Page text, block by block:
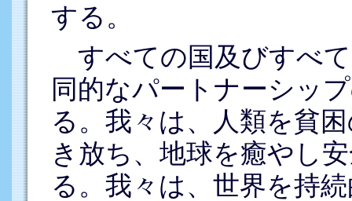
する。
すべての国及びすべ
同的なパートナーシッ
る。我々は、人類を貧
き放ち、地球を癒やし
る。我々は、世界を持